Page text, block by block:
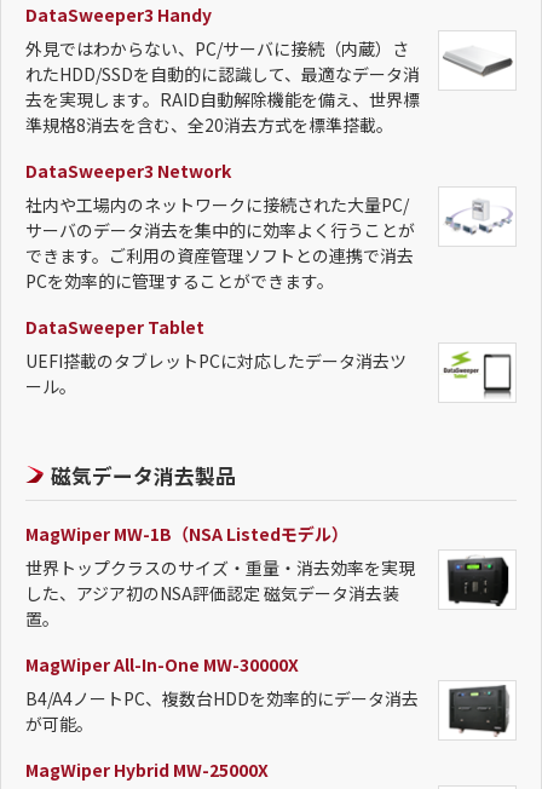
DataSweeper3 Handy
外見ではわからない、PC/サーバに接続（内蔵）さ
れたHDD/SSDを自動的に認識して、最適なデータ消
去を実現します。RAID自動解除機能を備え、世界標
準規格8消去を含む、全20消去方式を標準搭載。
DataSweeper3 Network
社内や工場内のネットワークに接続された大量PC/
サーバのデータ消去を集中的に効率よく行うことが
できます。ご利用の資産管理ソフトとの連携で消去
PCを効率的に管理することができます。
DataSweeper Tablet
UEFI搭載のタブレットPCに対応したデータ消去ツ
ール。
磁気データ消去製品
MagWiper MW-1B（NSA Listedモデル）
世界トップクラスのサイズ・重量・消去効率を実現
した、アジア初のNSA評価認定 磁気データ消去装
置。
MagWiper All-In-One MW-30000X
B4/A4ノートPC、複数台HDDを効率的にデータ消去
が可能。
MagWiper Hybrid MW-25000X